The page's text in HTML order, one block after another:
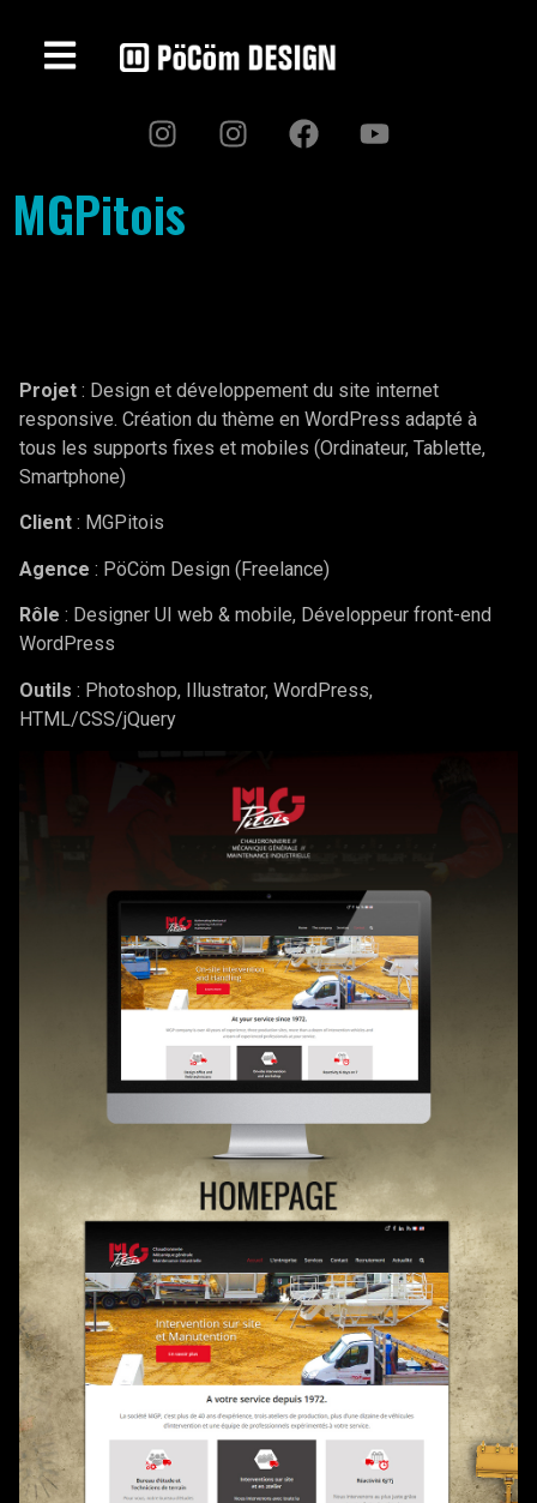
MGPitois
Projet : Design et développement du site internet
responsive. Création du thème en WordPress adapté à
tous les supports fixes et mobiles (Ordinateur, Tablette,
Smartphone)
Client : MGPitois
Agence : PöCöm Design (Freelance)
Rôle : Designer UI web & mobile, Développeur front-end
WordPress
Outils : Photoshop, Illustrator, WordPress,
HTML/CSS/jQuery